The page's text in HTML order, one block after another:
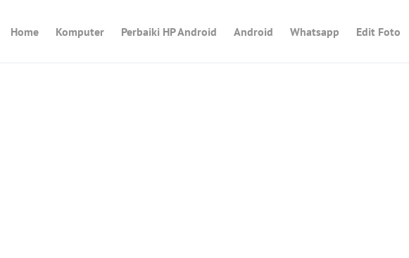
Home Komputer Perbaiki HP Android Android Whatsapp Edit Foto